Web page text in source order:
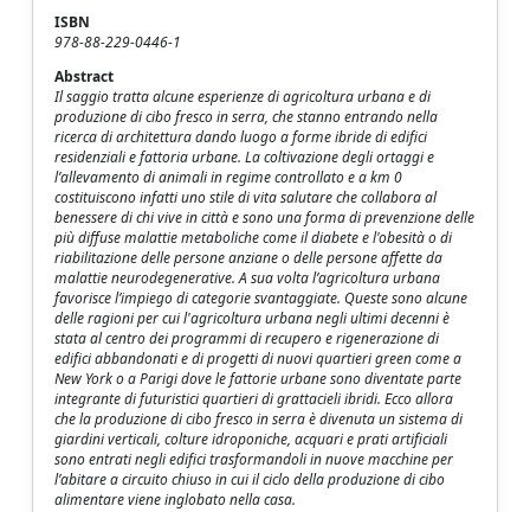
ISBN
978-88-229-0446-1
Abstract
Il saggio tratta alcune esperienze di agricoltura urbana e di
produzione di cibo fresco in serra, che stanno entrando nella
ricerca di architettura dando luogo a forme ibride di edifici
residenziali e fattoria urbane. La coltivazione degli ortaggi e
l’allevamento di animali in regime controllato e a km 0
costituiscono infatti uno stile di vita salutare che collabora al
benessere di chi vive in città e sono una forma di prevenzione delle
più diffuse malattie metaboliche come il diabete e l'obesità o di
riabilitazione delle persone anziane o delle persone affette da
malattie neurodegenerative. A sua volta l’agricoltura urbana
favorisce l’impiego di categorie svantaggiate. Queste sono alcune
delle ragioni per cui l'agricoltura urbana negli ultimi decenni è
stata al centro dei programmi di recupero e rigenerazione di
edifici abbandonati e di progetti di nuovi quartieri green come a
New York o a Parigi dove le fattorie urbane sono diventate parte
integrante di futuristici quartieri di grattacieli ibridi. Ecco allora
che la produzione di cibo fresco in serra è divenuta un sistema di
giardini verticali, colture idroponiche, acquari e prati artificiali
sono entrati negli edifici trasformandoli in nuove macchine per
l’abitare a circuito chiuso in cui il ciclo della produzione di cibo
alimentare viene inglobato nella casa.